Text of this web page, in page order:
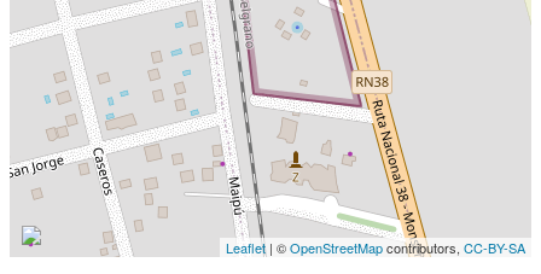
Leaflet | ©OpenStreetMapcontributors, CC-BY-SA